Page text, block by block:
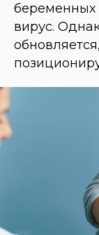
беременных
вирус.